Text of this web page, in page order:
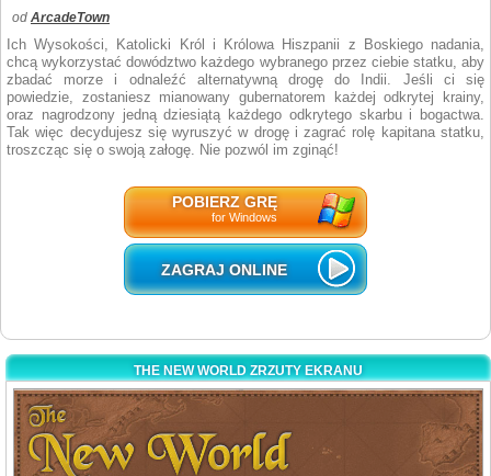
od ArcadeTown
Ich Wysokości, Katolicki Król i Królowa Hiszpanii z Boskiego nadania,
chcą wykorzystać dowództwo każdego wybranego przez ciebie statku, aby
zbadać morze i odnaleźć alternatywną drogę do Indii. Jeśli ci się
powiedzie, zostaniesz mianowany gubernatorem każdej odkrytej krainy,
oraz nagrodzony jedną dziesiątą każdego odkrytego skarbu i bogactwa.
Tak więc decydujesz się wyruszyć w drogę i zagrać rolę kapitana statku,
troszcząc się o swoją załogę. Nie pozwól im zginąć!
POBIERZ GRĘ
for Windows
ZAGRAJ ONLINE
THE NEW WORLD ZRZUTY EKRANU